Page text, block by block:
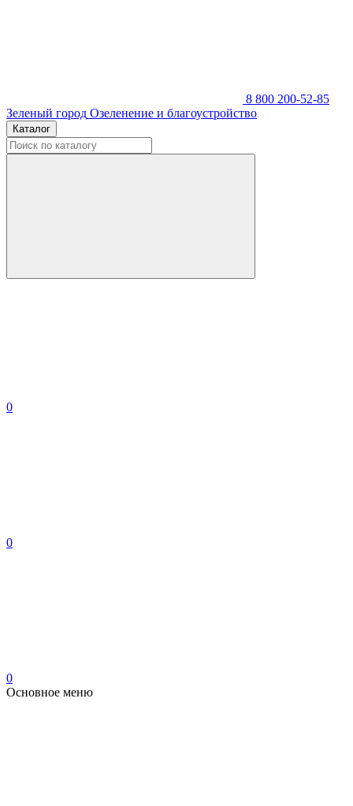
8 800 200-52-85
Зеленый город Озеленение и благоустройство
Каталог
0
0
0
Основное меню